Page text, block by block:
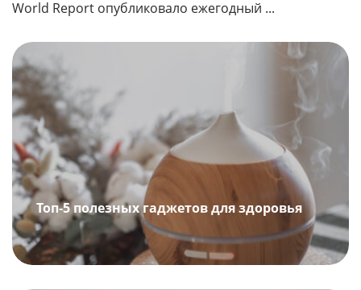
World Report опубликовало ежегодный ...
Топ-5 полезных гаджетов для здоровья